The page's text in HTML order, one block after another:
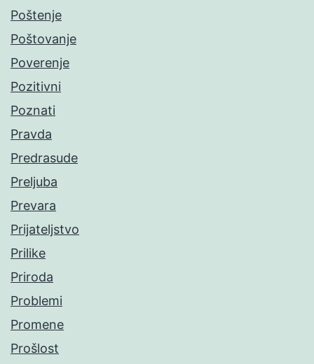
Poštenje
Poštovanje
Poverenje
Pozitivni
Poznati
Pravda
Predrasude
Preljuba
Prevara
Prijateljstvo
Prilike
Priroda
Problemi
Promene
Prošlost